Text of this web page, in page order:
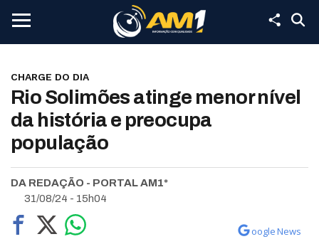
CHARGE DO DIA
Rio Solimões atinge menor nível
da história e preocupa
população
DA REDAÇÃO - PORTAL AM1*
31/08/24 - 15h04
oogle News